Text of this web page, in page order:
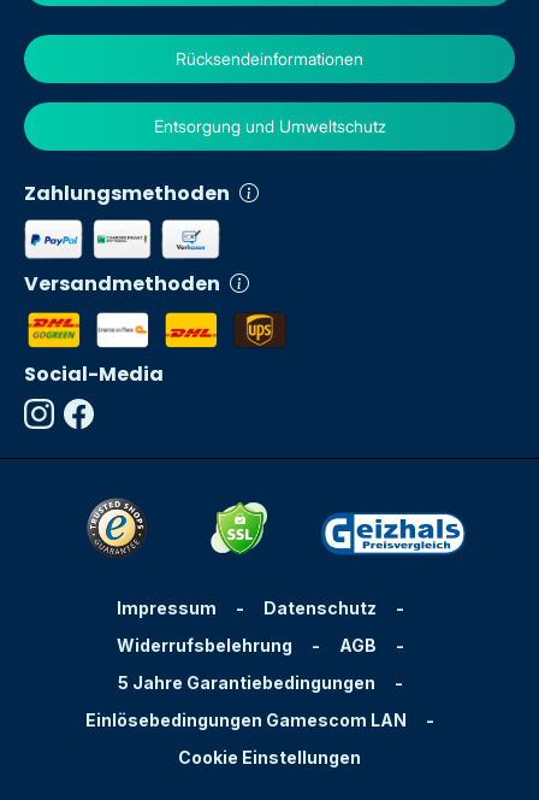
Zahlungsmethoden
Versandmethoden
Rücksendeinformationen
Entsorgung und Umweltschutz
Social-Media
Impressum - Datenschutz
-
Widerrufsbelehrung
- AGB
-
5 Jahre Garantiebedingungen
-
Einlösebedingungen Gamescom LAN
-
Cookie Einstellungen